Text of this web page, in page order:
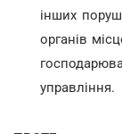
інших
органів
управління.